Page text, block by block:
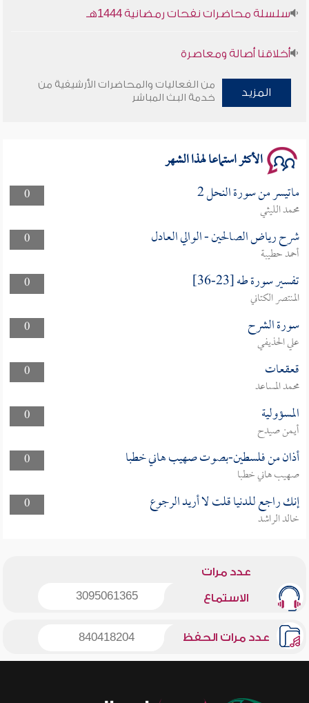
سلسلة محاضرات نفحات رمضانية 1444هـ
أخلاقنا أصالة ومعاصرة
وأمنهم من خوف 9
المزيد
من الفعاليات والمحاضرات الأرشيفية من
خدمة البث المباشر
الأكثر استماعا لهذا الشهر
0 ماتيسر من سورة النحل 2
محمد الليثي
0
شرح رياض الصالحين - الوالي العادل
أحمد حطيبة
0
تفسير سورة طه [23-36]
المنتصر الكتاني
0
سورة الشرح
علي الحذيفي
0
قعقعات
محمد المساعد
0
المسؤولية
أيمن صيدح
0
أذان من فلسطين-بصوت صهيب هاني خطبا
صهيب هاني خطبا
0
إنك راجع للدنيا قلت لا أريد الرجوع
خالد الراشد
عدد مرات
الاستماع 3095061365
عدد مرات الحفظ 840418204